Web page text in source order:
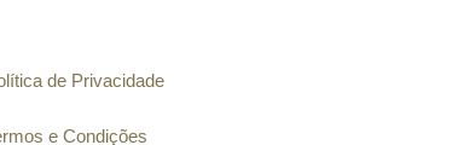
de Privacidade
e Condições